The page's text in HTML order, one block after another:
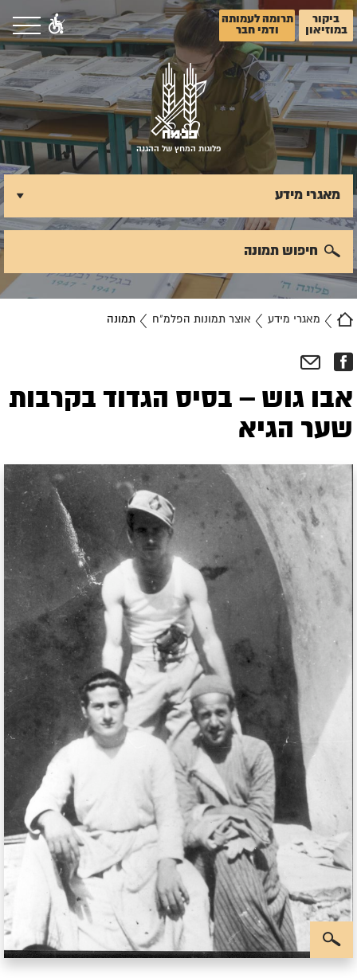
ביקור
במוזיאון
תרומה לעמותה
ודמי חבר
פלוגות המחץ של ההגנה
מאגרי מידע אוצר תמונות הפלמ"ח תמונה
מאגרי מידע
חיפוש תמונה
אבו גוש – בסיס הגדוד בקרבות
שער הגיא